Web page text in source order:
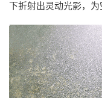
下折射出灵动光影，为